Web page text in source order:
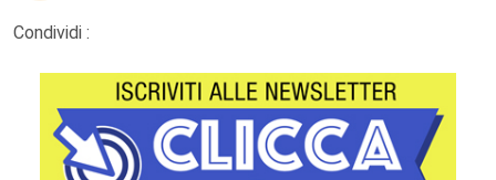
Condividi :